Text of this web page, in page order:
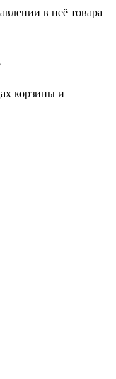
в неё товара
корзины и